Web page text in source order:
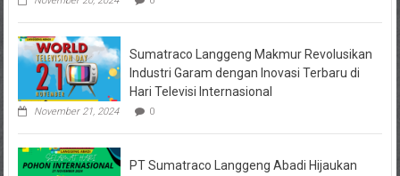
Dipanggil
Sumatraco Langgeng Makmur Revolusikan
Industri Garam dengan Inovasi Terbaru di
Hari Televisi Internasional
November 21, 2024 0
PT Sumatraco Langgeng Abadi Hijaukan